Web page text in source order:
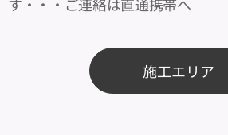
施工エリア